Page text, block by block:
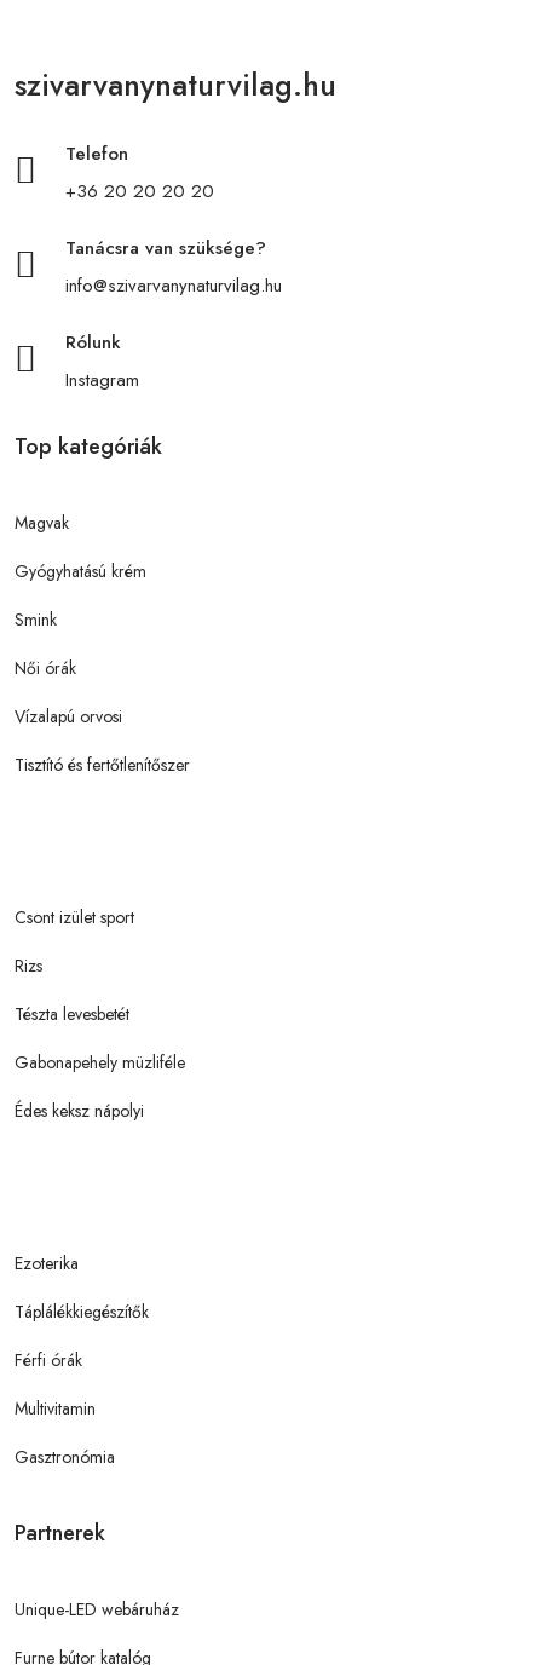
szivarvanynaturvilag.hu
Telefon
+36 20 20 20 20
Tanácsra van szüksége?
info@szivarvanynaturvilag.hu
Rólunk
Instagram
Top kategóriák
Magvak
Gyógyhatású krém
Smink
Női órák
Vízalapú orvosi
Tisztító és fertőtlenítőszer
Csont izület sport
Rizs
Tészta levesbetét
Gabonapehely müzliféle
Édes keksz nápolyi
Ezoterika
Táplálékkiegészítők
Férfi órák
Multivitamin
Gasztronómia
Partnerek
Unique-LED webáruház
Furne bútor katalóg